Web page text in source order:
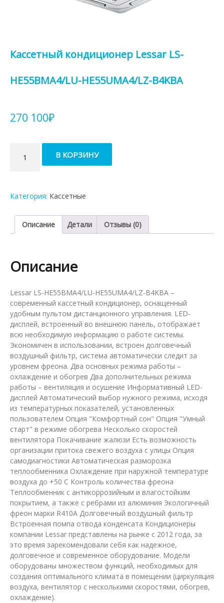
Кассетный кондиционер Lessar LS-
HE55BMA4/LU-HE55UMA4/LZ-B4KBA
270 100₽
товара
LS-
HE55UMA4/LZ-
B4KBA
В КОРЗИНУ
Категория: Касcетные
Описание Детали Отзывы (0)
Описание
Lessar LS-HE55BMA4/LU-HE55UMA4/LZ-B4KBА –
современный кассетный кондиционер, оснащенный
удобным пультом дистанционного управления. LED-
дисплей, встроенный во внешнюю панель, отображает
всю необходимую информацию о работе системы.
Экономичен в использовании, встроен долговечный
воздушный фильтр, система автоматически следит за
уровнем фреона. Два основных режима работы –
охлаждение и обогрев Два дополнительных режима
работы – вентиляция и осушение Информативный LED-
дисплей Автоматический выбор нужного режима, исходя
из температурных показателей, установленных
пользователем Опция "Комфортный сон" Опция "Умный
старт" в режиме обогрева Несколько скоростей
вентилятора Покачивание жалюзи Есть возможность
организации притока свежего воздуха с улицы Опция
самодиагностики Автоматическая разморозка
теплообменника Охлаждение при наружной температуре
воздуха до +50 C Контроль количества фреона
Теплообменник с антикоррозийным и влагостойким
покрытием, а также с ребрами из алюминия Экологичный
фреон марки R410A Долговечный воздушный фильтр
Встроенная помпа отвода конденсата Кондиционеры
компании Lessar представлены на рынке с 2012 года, за
это время зарекомендовали себя как надежное,
долговечное и современное оборудование. Модели
оборудованы множеством функций, необходимых для
создания оптимального климата в помещении (циркуляция
воздуха, вентилятор с несколькими скоростями, обогрев,
охлаждение).